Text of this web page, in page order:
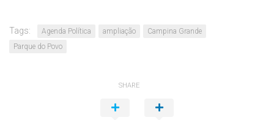
Tags: Agenda Política ampliação
Campina Grande
Parque do Povo
SHARE